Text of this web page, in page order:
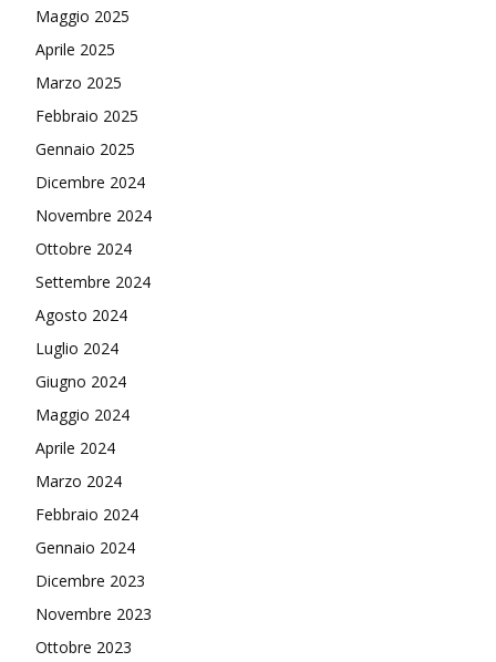
Maggio 2025
Aprile 2025
Marzo 2025
Febbraio 2025
Gennaio 2025
Dicembre 2024
Novembre 2024
Ottobre 2024
Settembre 2024
Agosto 2024
Luglio 2024
Giugno 2024
Maggio 2024
Aprile 2024
Marzo 2024
Febbraio 2024
Gennaio 2024
Dicembre 2023
Novembre 2023
Ottobre 2023